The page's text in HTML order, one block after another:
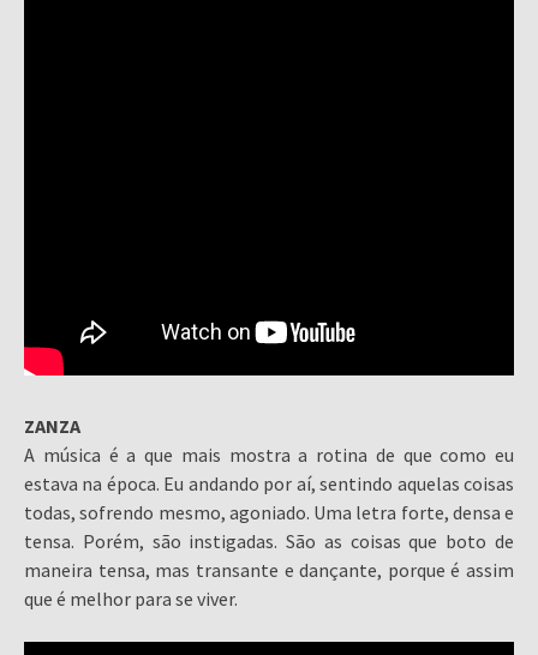
ZANZA
A música é a que mais mostra a rotina de que como eu
estava na época. Eu andando por aí, sentindo aquelas coisas
todas, sofrendo mesmo, agoniado. Uma letra forte, densa e
tensa. Porém, são instigadas. São as coisas que boto de
maneira tensa, mas transante e dançante, porque é assim
que é melhor para se viver.